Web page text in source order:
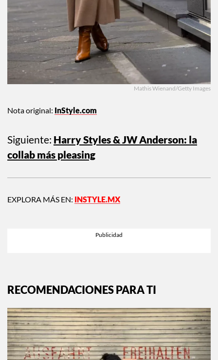
Mathis Wienand/Getty Images
Nota original: InStyle.com
Siguiente: Harry Styles & JW Anderson: la
collab más pleasing
EXPLORA MÁS EN: INSTYLE.MX
RECOMENDACIONES PARA TI